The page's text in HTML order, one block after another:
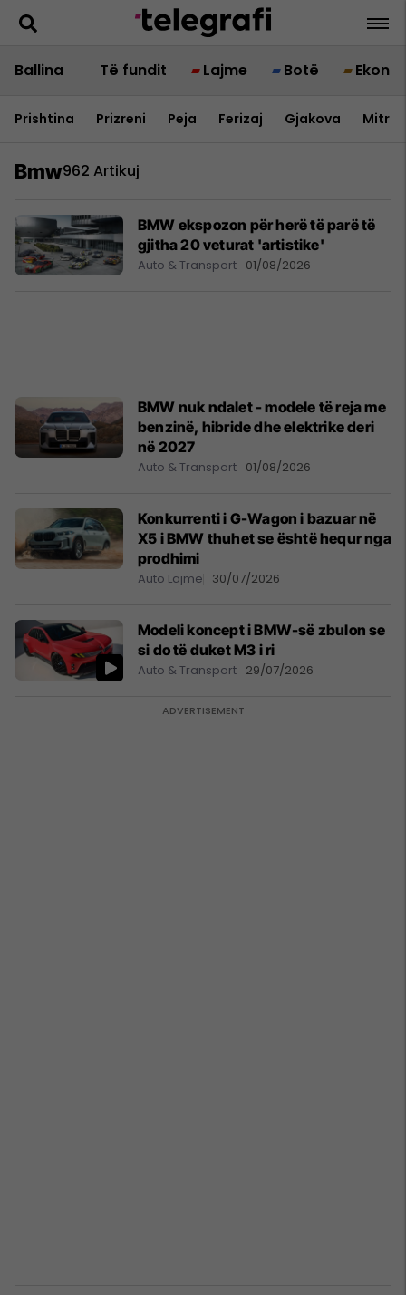
Ballina Të fundit Lajme Botë
Prishtina Prizreni Peja Ferizaj Gjakova
Bmw962 Artikuj
BMW ekspozon për herë të parë të
gjitha 20 veturat 'artistike'
Auto & Transport 01/08/2026
BMW nuk ndalet - modele të reja me
benzinë, hibride dhe elektrike deri
në 2027
Auto & Transport 01/08/2026
Konkurrenti i G-Wagon i bazuar në
X5 i BMW thuhet se është hequr nga
prodhimi
Auto Lajme 30/07/2026
Modeli koncept i BMW-së zbulon se
si do të duket M3 i ri
Auto & Transport 29/07/2026